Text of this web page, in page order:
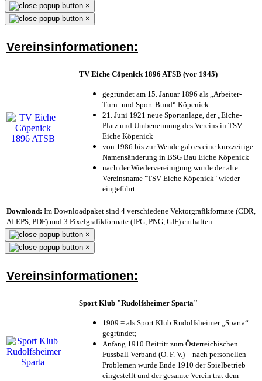
×
×
Vereinsinformationen:
TV Eiche Cöpenick 1896 ATSB (vor 1945)
gegründet am 15. Januar 1896 als „Arbeiter-
Turn- und Sport-Bund“ Köpenick
21. Juni 1921 neue Sportanlage, der „Eiche-
Platz und Umbenennung des Vereins in TSV
Eiche Köpenick
von 1986 bis zur Wende gab es eine kurzzeitige
Namensänderung in BSG Bau Eiche Köpenick
nach der Wiedervereinigung wurde der alte
Vereinsname "TSV Eiche Köpenick" wieder
eingeführt
Download: Im Downloadpaket sind 4 verschiedene Vektorgrafikformate (CDR,
AI EPS, PDF) und 3 Pixelgrafikformate (JPG, PNG, GIF) enthalten.
×
×
Vereinsinformationen:
Sport Klub "Rudolfsheimer Sparta"
1909 = als Sport Klub Rudolfsheimer „Sparta“
gegründet;
Anfang 1910 Beitritt zum Österreichischen
Fussball Verband (Ö. F. V.) – nach personellen
Problemen wurde Ende 1910 der Spielbetrieb
eingestellt und der gesamte Verein trat dem